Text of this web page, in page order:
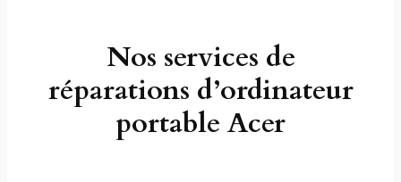
Nos services de
réparations d’ordinateur
portable Acer